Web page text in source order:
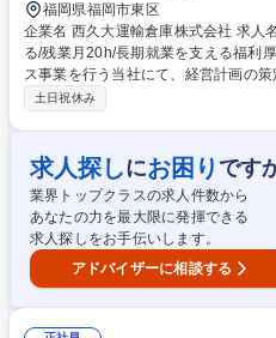
福岡県福岡市東区
企業名 西久大運輸倉庫株式会社 求人名 【福岡/経営企画】物流の未来を創
る/残業月20h/長期就業を支える福利厚生多数 仕事の内容 総
ス事業を行う当社にて、経営計画の
イン業務をお任せいたします。会社
画策定や予算管理、経営会議運営、
推進、拠点保守管理、助成金等の行
インの割合はこれまでの経験に応じ
心、倉庫経験者は現場改善と企画の
着手可能です。教育体制も万全で少
変更の範囲】会社の定める業務全般です。 募集職種 【福岡/経営企
流の未来を創る/残業月20h/長期就業
土日祝休み
求人探しにお困り です
業界トップクラスの求人件数から
あなたの力を最大限に発揮できる
求人探しをお手伝いします。
アドバイザーに相談する